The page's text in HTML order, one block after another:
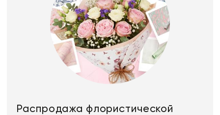
Распродажа флористической